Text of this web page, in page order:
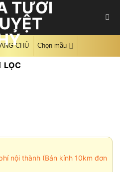
CHỦ Chọn mẫu
LỌC
₫.
nội thành (Bán kính 10km đơn